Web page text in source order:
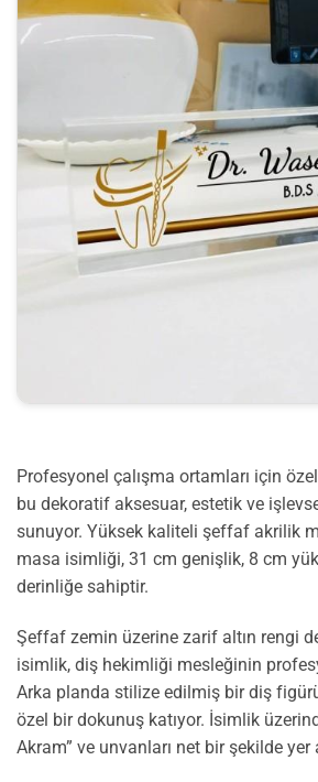
Profesyonel çalışma ortamları için
bu dekoratif aksesuar, estetik ve
sunuyor. Yüksek kaliteli şeffaf akrilik
masa isimliği, 31 cm genişlik, 8 cm
derinliğe sahiptir.
Şeffaf zemin üzerine zarif altın rengi
isimlik, diş hekimliği mesleğinin
Arka planda stilize edilmiş bir diş
özel bir dokunuş katıyor. İsimlik
Akram” ve unvanları net bir şekilde yer